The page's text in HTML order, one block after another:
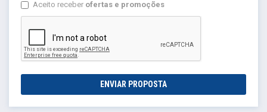
Aceito receber ofertas e promoções
ENVIAR PROPOSTA